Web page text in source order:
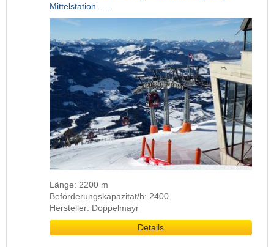
Mittelstation. …
Länge: 2200 m
Beförderungskapazität/h: 2400
Hersteller: Doppelmayr
Details